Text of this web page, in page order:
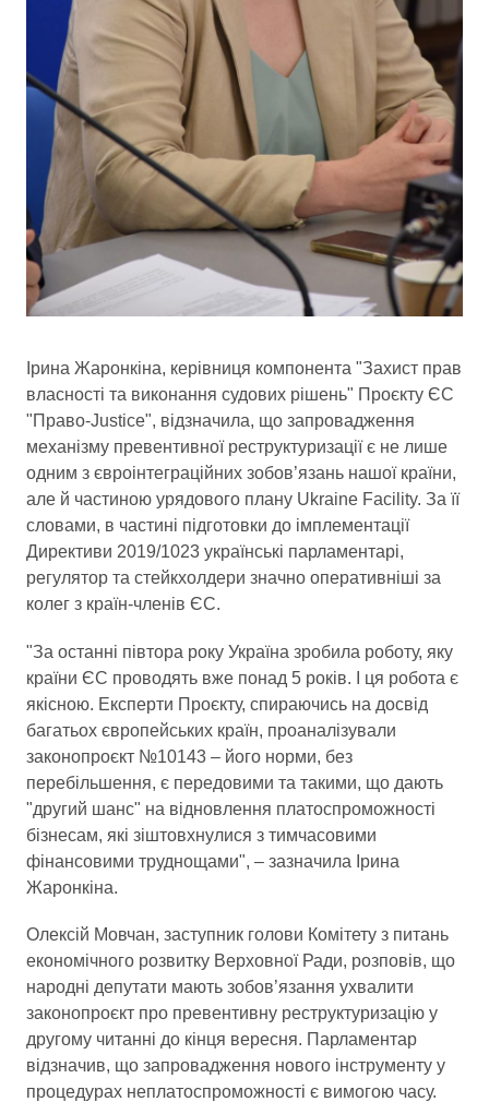
Ірина Жаронкіна, керівниця компонента "Захист прав
власності та виконання судових рішень" Проєкту ЄС
"Право-Justice", відзначила, що запровадження
механізму превентивної реструктуризації є не лише
одним з євроінтеграційних зобов’язань нашої країни,
але й частиною урядового плану Ukraine Facility. За її
словами, в частині підготовки до імплементації
Директиви 2019/1023 українські парламентарі,
регулятор та стейкхолдери значно оперативніші за
колег з країн-членів ЄС.
"За останні півтора року Україна зробила роботу, яку
країни ЄС проводять вже понад 5 років. І ця робота є
якісною. Експерти Проєкту, спираючись на досвід
багатьох європейських країн, проаналізували
законопроєкт №10143 – його норми, без
перебільшення, є передовими та такими, що дають
"другий шанс" на відновлення платоспроможності
бізнесам, які зіштовхнулися з тимчасовими
фінансовими труднощами", – зазначила Ірина
Жаронкіна.
Олексій Мовчан, заступник голови Комітету з питань
економічного розвитку Верховної Ради, розповів, що
народні депутати мають зобов’язання ухвалити
законопроєкт про превентивну реструктуризацію у
другому читанні до кінця вересня. Парламентар
відзначив, що запровадження нового інструменту у
процедурах неплатоспроможності є вимогою часу.